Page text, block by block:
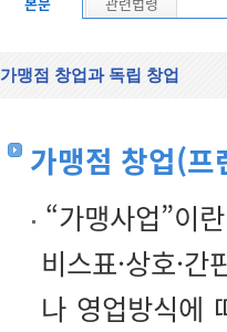
가맹점 창업과 독립 창업
가맹점 창업(
“가맹사업”이
비스표·상호·
나 영업방식에